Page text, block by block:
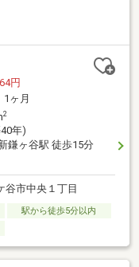
円
1ヶ月
2
年)
鎌ヶ谷駅 徒歩15分
谷市中央１丁目
駅から徒歩5分以内